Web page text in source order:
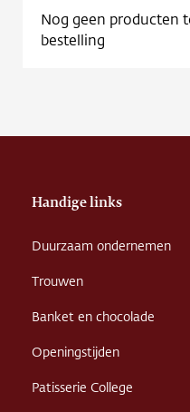
Contact
Nog geen producten
bestelling
Handige links
Duurzaam ondernemen
Trouwen
Banket en chocolade
Openingstijden
Patisserie College